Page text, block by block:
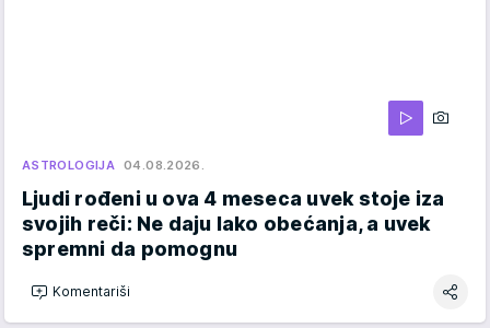
ASTROLOGIJA 04.08.2026.
Ljudi rođeni u ova 4 meseca uvek stoje iza
svojih reči: Ne daju lako obećanja, a uvek
spremni da pomognu
Komentariši